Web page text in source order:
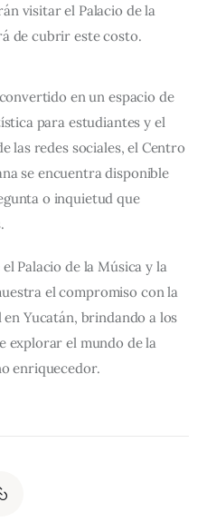
visitar el Palacio de la
de cubrir este costo.
en un espacio de
para estudiantes y el
las redes sociales, el Centro
se encuentra disponible
o inquietud que
Palacio de la Música y la
el compromiso con la
Yucatán, brindando a los
explorar el mundo de la
enriquecedor.